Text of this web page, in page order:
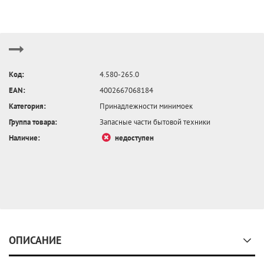
Код:
4.580-265.0
EAN:
4002667068184
Категория:
Принадлежности минимоек
Группа товара:
Запасные части бытовой техники
Наличие:
недоступен
ОПИСАНИЕ